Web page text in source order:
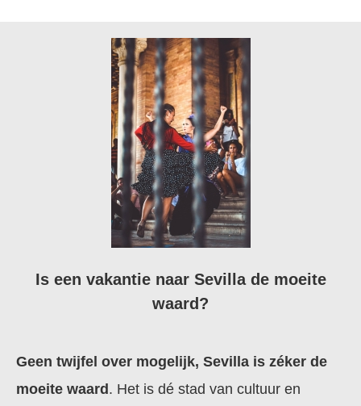
Is een vakantie naar Sevilla de moeite
waard?
Geen twijfel over mogelijk, Sevilla is zéker de
moeite waard. Het is dé stad van cultuur en